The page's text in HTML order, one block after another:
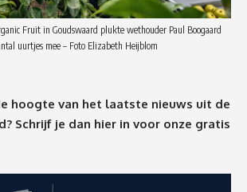
Fruit in Goudswaard plukte wethouder Paul Boogaard
uurtjes mee – Foto Elizabeth Heijblom
hoogte van het laatste nieuws uit de
Schrijf je dan hier in voor onze gratis